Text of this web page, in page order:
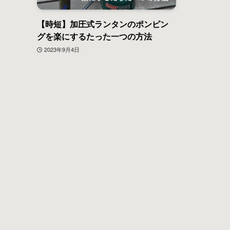
【時短】加圧式ランタンのポンピン
グを楽にするたった一つの方法
2023年9月4日